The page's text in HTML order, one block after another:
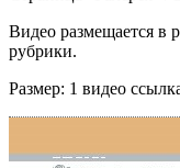
Видео размещается в
рубрики.
Размер: 1 видео